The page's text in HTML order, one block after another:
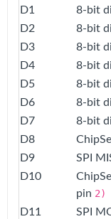
D1
8-bit
D2
8-bit
D3
8-bit
D4
8-bit
D5
8-bit
D6
8-bit
D7
8-bit
D8
D9
SPI
D10
pin 2)
D11
SPI